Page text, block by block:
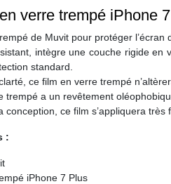
verre trempé iPhone
de Muvit pour protéger
intègre une couche rigide en
standard.
ce film en verre trempé
trempé a un revêtement
conception, ce film s’appliquera
:
iPhone 7 Plus